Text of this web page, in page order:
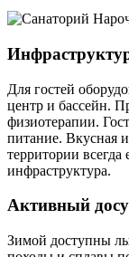
Для гостей
центр и бассейн.
физиотерапии.
питание. Вкусная
территории всегда
инфраструктура.
Активный
Зимой доступны